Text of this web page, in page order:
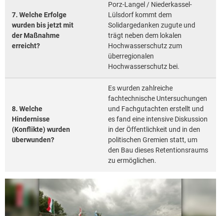
7. Welche Erfolge
wurden bis jetzt mit
der Maßnahme
erreicht?
Porz-Langel / Niederkassel-
Lülsdorf kommt dem
Solidargedanken zugute und
trägt neben dem lokalen
Hochwasserschutz zum
überregionalen
Hochwasserschutz bei.
8. Welche
Hindernisse
(Konflikte) wurden
überwunden?
Es wurden zahlreiche
fachtechnische Untersuchungen
und Fachgutachten erstellt und
es fand eine intensive Diskussion
in der Öffentlichkeit und in den
politischen Gremien statt, um
den Bau dieses Retentionsraums
zu ermöglichen.